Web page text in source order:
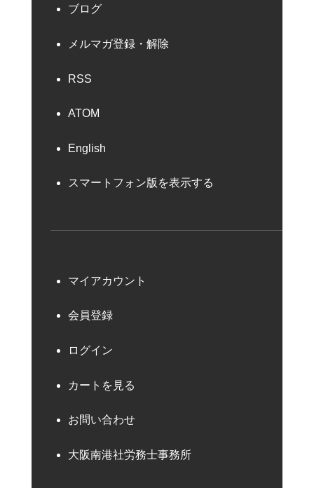
ブログ
メルマガ登録・解除
RSS
ATOM
English
スマートフォン版を表示する
マイアカウント
会員登録
ログイン
カートを見る
お問い合わせ
大阪南港社労務士事務所